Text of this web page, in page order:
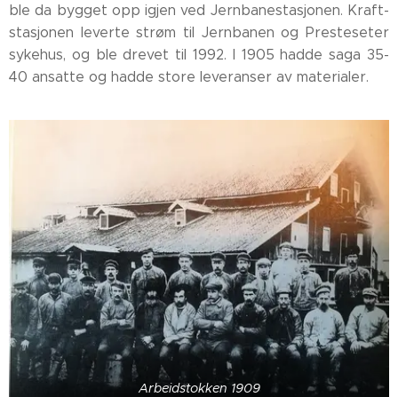
ble da bygget opp igjen ved Jernbanestasjonen. Kraft-
stasjonen leverte strøm til Jernbanen og Presteseter
sykehus, og ble drevet til 1992. I 1905 hadde saga 35-
40 ansatte og hadde store leveranser av materialer.
Arbeidstokken 1909